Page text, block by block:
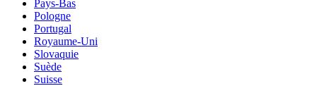
Pays-Bas
Pologne
Portugal
Royaume-Uni
Slovaquie
Suède
Suisse